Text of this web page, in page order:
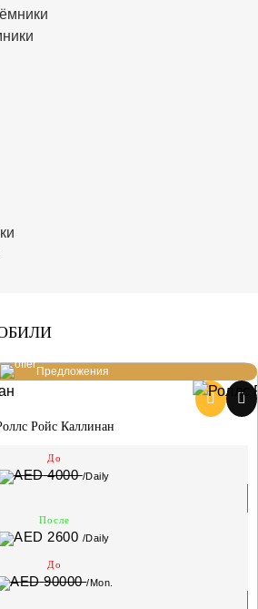
Предложения
Ройс Каллинан
До
4000/Daily
После
2600 /Daily
До
90000/Mon.